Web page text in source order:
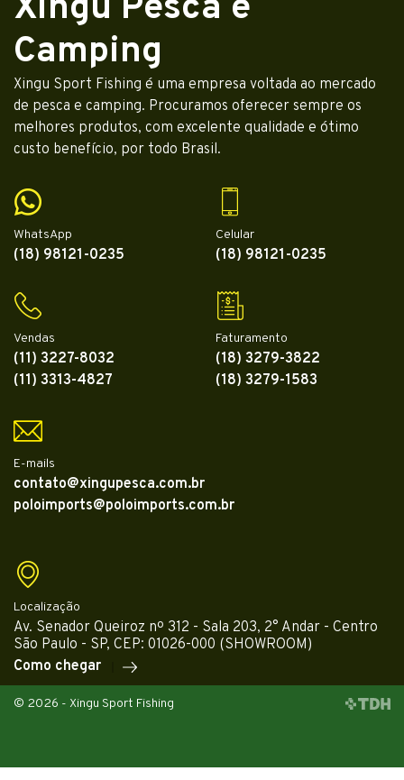
Camping
Xingu Sport Fishing é uma empresa voltada ao mercado
de pesca e camping. Procuramos oferecer sempre os
melhores produtos, com excelente qualidade e ótimo
custo benefício, por todo Brasil.
WhatsApp
(18) 98121-0235
Celular
(18) 98121-0235
Vendas
(11) 3227-8032
(11) 3313-4827
Faturamento
(18) 3279-3822
(18) 3279-1583
E-mails
contato@xingupesca.com.br
poloimports@poloimports.com.br
Localização
Av. Senador Queiroz nº 312 - Sala 203, 2° Andar - Centro
São Paulo - SP, CEP: 01026-000 (SHOWROOM)
Como chegar
© 2026 - Xingu Sport Fishing